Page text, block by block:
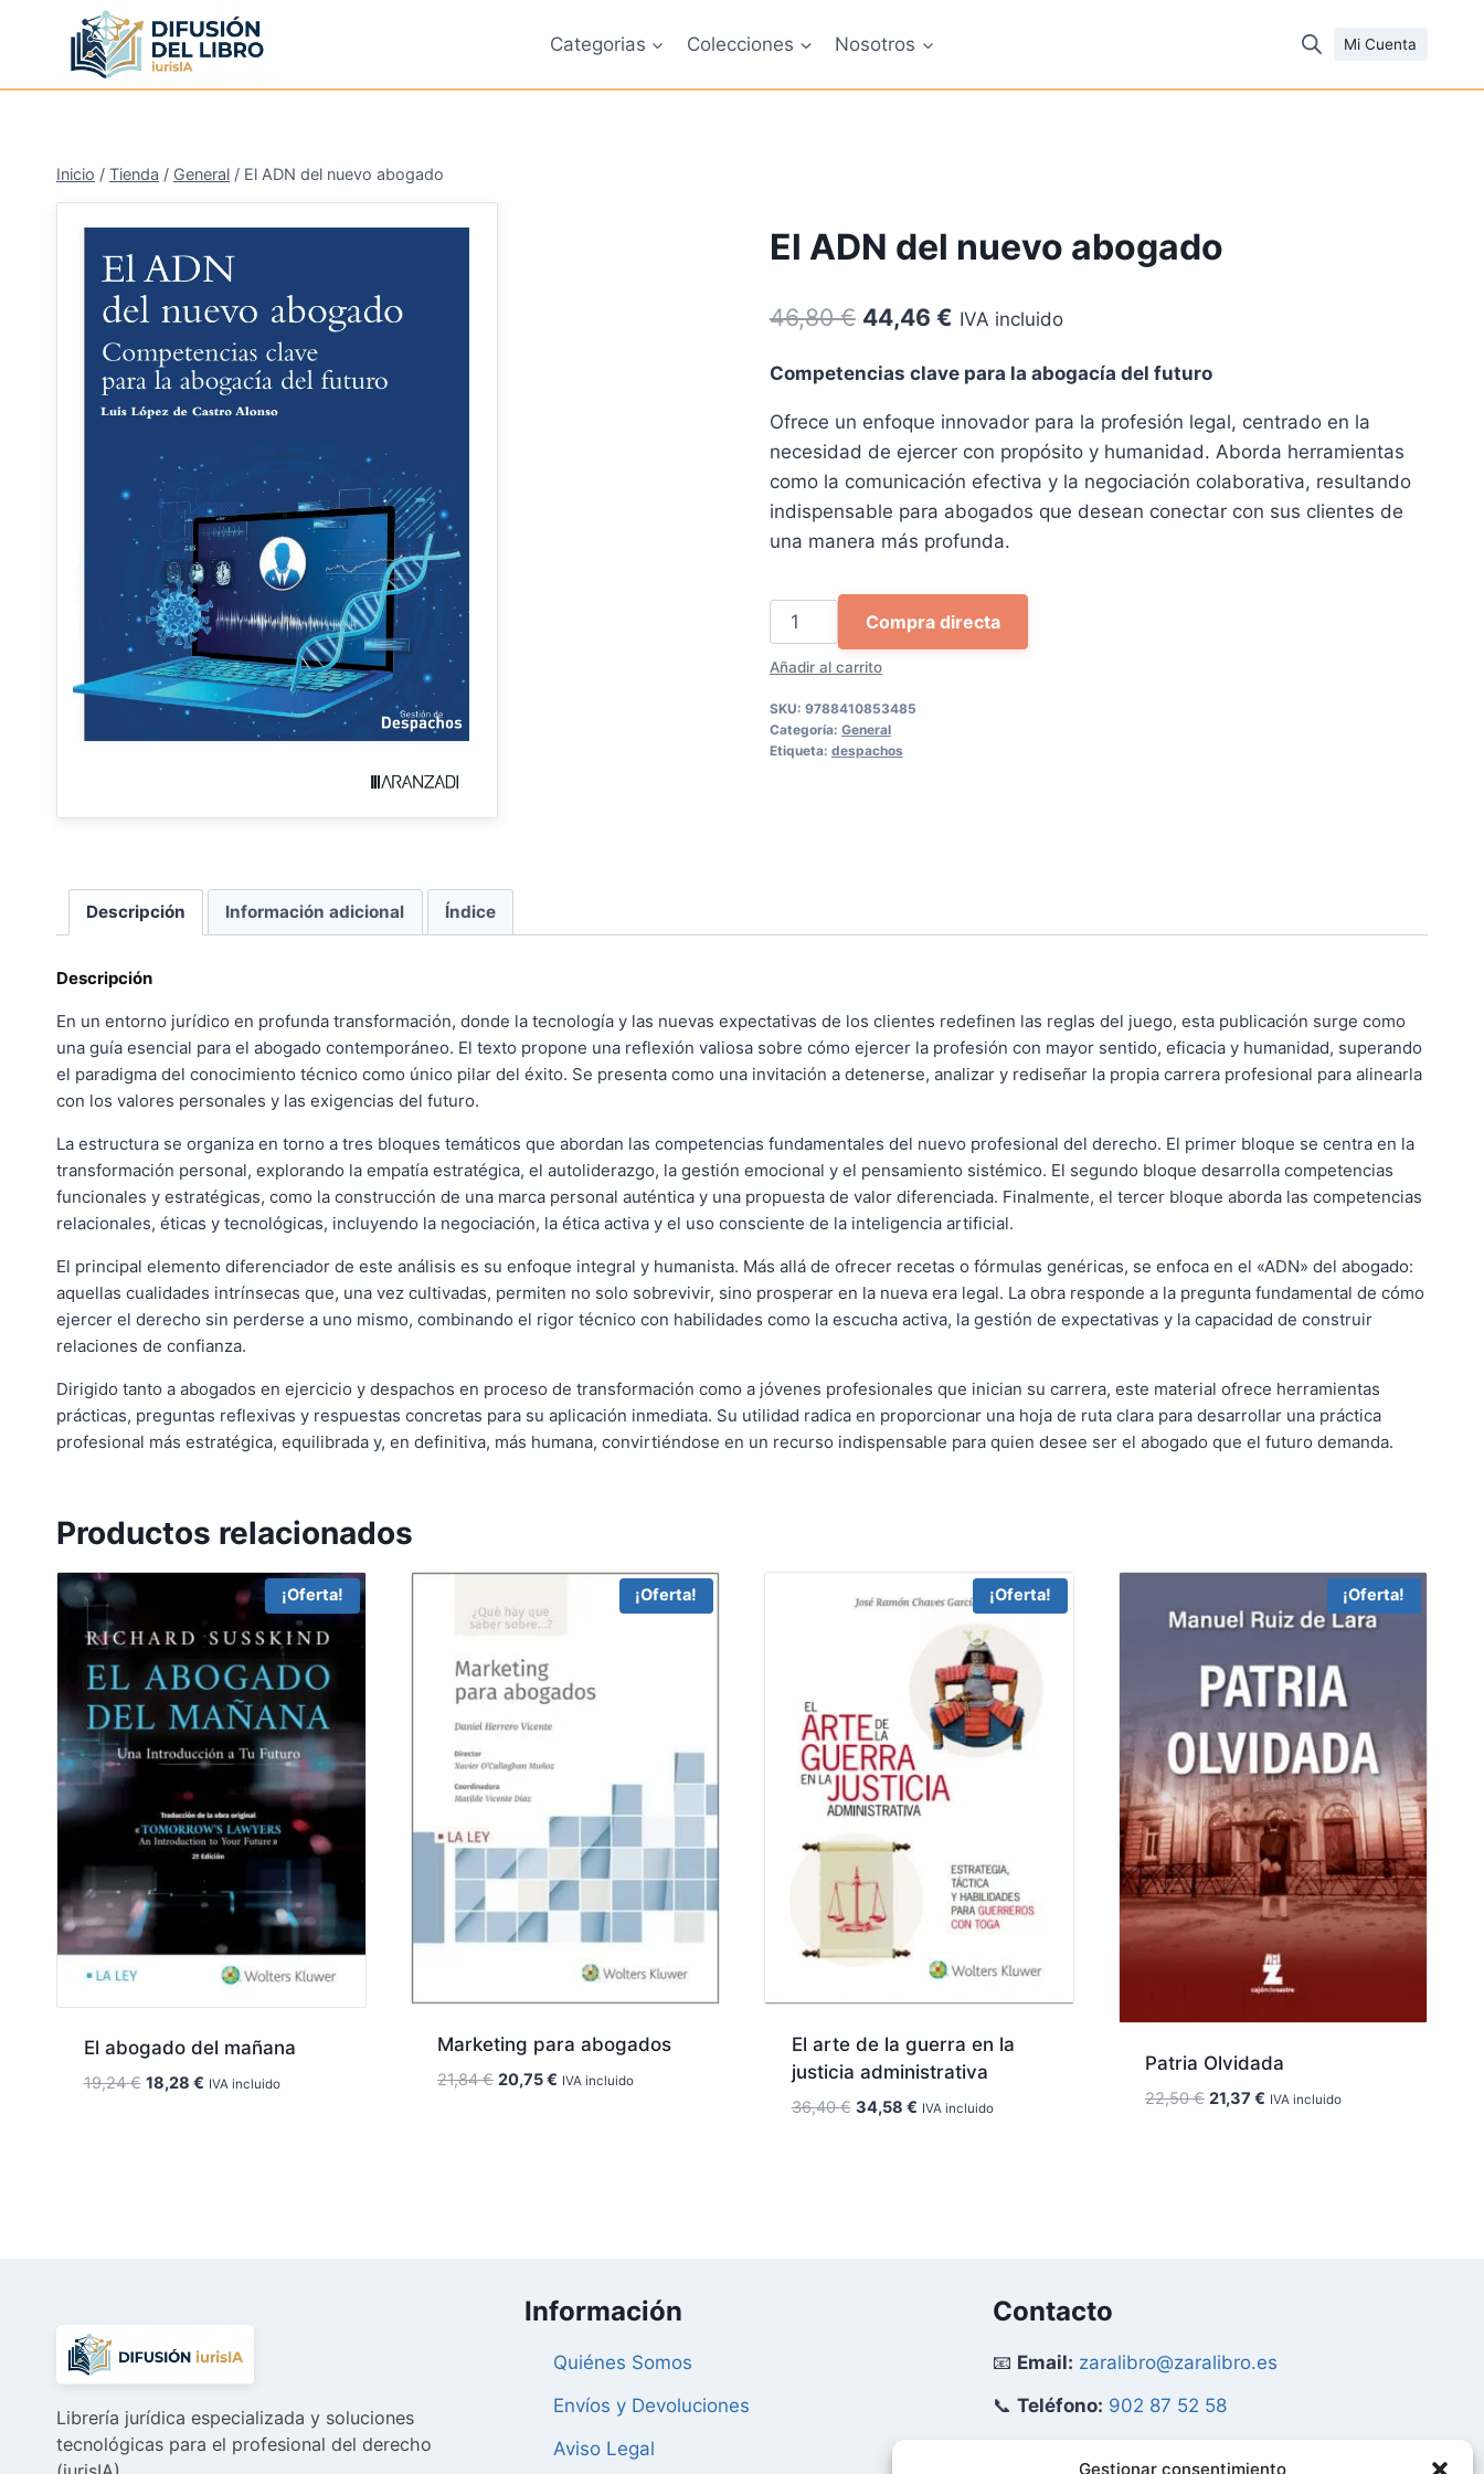
Gestionar consentimiento
contenido
Categorias Colecciones Nosotros Mi Cuenta
Inicio / Tienda / General / El ADN del nuevo abogado
¡Oferta! El ADN del nuevo abogado
46,80€ El
original
era:
46,80 €.
44,46 €El
actual
es:
44,46 €.
IVA incluido
Competencias clave para la abogacía del futuro
Ofrece un enfoque innovador para la profesión legal, centrado en la
necesidad de ejercer con propósito y humanidad. Aborda herramientas
como la comunicación efectiva y la negociación colaborativa, resultando
indispensable para abogados que desean conectar con sus clientes de
una manera más profunda.
ADN
del
nuevo
abogado
cantidad
Añadir al carrito
Compra directa
SKU: 9788410853485
Categoría: General
Etiqueta: despachos
Descripción Información adicional Índice
Descripción
En un entorno jurídico en profunda transformación, donde la tecnología y las nuevas expectativas de los clientes redefinen las reglas del juego, esta publicación surge como
una guía esencial para el abogado contemporáneo. El texto propone una reflexión valiosa sobre cómo ejercer la profesión con mayor sentido, eficacia y humanidad, superando
el paradigma del conocimiento técnico como único pilar del éxito. Se presenta como una invitación a detenerse, analizar y rediseñar la propia carrera profesional para alinearla
con los valores personales y las exigencias del futuro.
La estructura se organiza en torno a tres bloques temáticos que abordan las competencias fundamentales del nuevo profesional del derecho. El primer bloque se centra en la
transformación personal, explorando la empatía estratégica, el autoliderazgo, la gestión emocional y el pensamiento sistémico. El segundo bloque desarrolla competencias
funcionales y estratégicas, como la construcción de una marca personal auténtica y una propuesta de valor diferenciada. Finalmente, el tercer bloque aborda las competencias
relacionales, éticas y tecnológicas, incluyendo la negociación, la ética activa y el uso consciente de la inteligencia artificial.
El principal elemento diferenciador de este análisis es su enfoque integral y humanista. Más allá de ofrecer recetas o fórmulas genéricas, se enfoca en el «ADN» del abogado:
aquellas cualidades intrínsecas que, una vez cultivadas, permiten no solo sobrevivir, sino prosperar en la nueva era legal. La obra responde a la pregunta fundamental de cómo
ejercer el derecho sin perderse a uno mismo, combinando el rigor técnico con habilidades como la escucha activa, la gestión de expectativas y la capacidad de construir
relaciones de confianza.
Dirigido tanto a abogados en ejercicio y despachos en proceso de transformación como a jóvenes profesionales que inician su carrera, este material ofrece herramientas
prácticas, preguntas reflexivas y respuestas concretas para su aplicación inmediata. Su utilidad radica en proporcionar una hoja de ruta clara para desarrollar una práctica
profesional más estratégica, equilibrada y, en definitiva, más humana, convirtiéndose en un recurso indispensable para quien desee ser el abogado que el futuro demanda.
Productos relacionados
¡Oferta!
El abogado del mañana
19,24€ El
18,28 €ElIVA incluido
¡Oferta!
Marketing para abogados
21,84€ El
20,75€ El
IVA incluido
¡Oferta!
El arte de la guerra en la
justicia administrativa
36,40€ El
34,58 €ElIVA incluido
¡Oferta!
Patria Olvidada
22,50€ El
21,37 € El
IVA incluido
Librería jurídica especializada y soluciones
tecnológicas para el profesional del derecho
Información
Quiénes Somos
Envíos y Devoluciones
Aviso Legal
Contacto
📧 Email: zaralibro@zaralibro.es
📞 Teléfono: 902 87 52 58